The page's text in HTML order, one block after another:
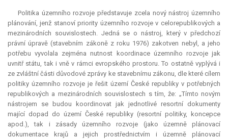
Politika územního rozvoje představuje zcela nový nástroj územního
plánování, jenž stanoví priority územního rozvoje v celorepublikových a
mezinárodních souvislostech. Jedná se o nástroj, který v předchozí
právní úpravě (stavebním zákoně z roku 1976) zakotven nebyl, a jeho
potřebu vyvolala zejména nutnost koordinace územního rozvoje jak
uvnitř státu, tak i vně v rámci evropského prostoru. To ostatně vyplývá i
ze zvláštní části důvodové zprávy ke stavebnímu zákonu, dle které cílem
politiky územního rozvoje je řešit území České republiky v potřebných
republikových a mezinárodních souvislostech s tím, že: „Tímto novým
nástrojem se budou koordinovat jak jednotlivé resortní dokumenty
mající dopad do území České republiky (resortní politiky, koncepce
apod.), tak i zásady územního rozvoje (jako územně plánovací
dokumentace krajů a jejich prostřednictvím i územně plánovací